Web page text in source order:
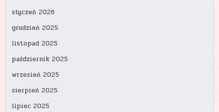
styczeń 2026
grudzień 2025
listopad 2025
październik 2025
wrzesień 2025
sierpień 2025
lipiec 2025